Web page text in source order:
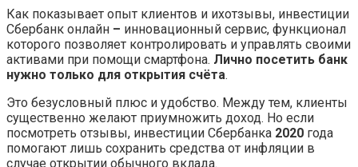
Как показывает опыт клиентов и ихотзывы, инвестиции
Сбербанк онлайн – инновационный сервис, функционал
которого позволяет контролировать и управлять своими
активами при помощи смартфона. Лично посетить банк
нужно только для открытия счёта.
Это безусловный плюс и удобство. Между тем, клиенты
существенно желают приумножить доход. Но если
посмотреть отзывы, инвестиции Сбербанка 2020 года
помогают лишь сохранить средства от инфляции в
случае открытии обычного вклада.